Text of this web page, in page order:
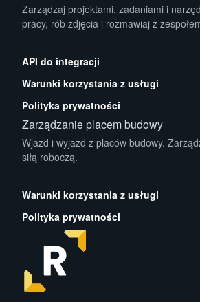
Zarządzaj projektami, zadaniami i
pracy, rób zdjęcia i rozmawiaj z
API do integracji
Warunki korzystania z usługi
Polityka prywatności
Zarządzanie placem budowy
Wjazd i wyjazd z placów budowy.
siłą roboczą.
Warunki korzystania z usługi
Polityka prywatności